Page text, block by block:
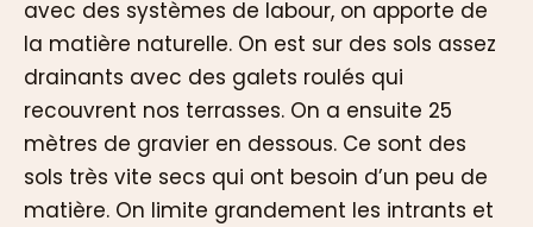
avec des systèmes de labour, on apporte de
la matière naturelle. On est sur des sols assez
drainants avec des galets roulés qui
recouvrent nos terrasses. On a ensuite 25
mètres de gravier en dessous. Ce sont des
sols très vite secs qui ont besoin d’un peu de
matière. On limite grandement les intrants et